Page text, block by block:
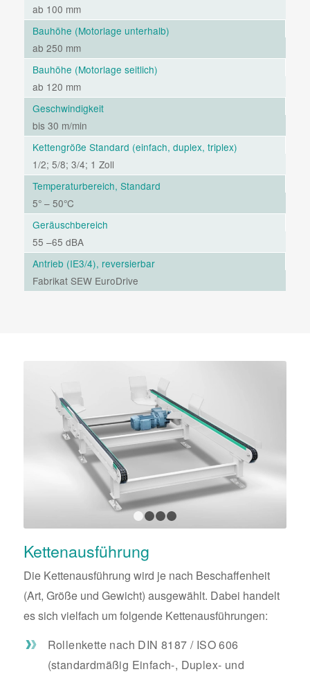
ab 100 mm
Bauhöhe (Motorlage unterhalb)
ab 250 mm
Bauhöhe (Motorlage seitlich)
ab 120 mm
Geschwindigkeit
bis 30 m/min
Kettengröße Standard (einfach, duplex, triplex)
1/2; 5/8; 3/4; 1 Zoll
Temperaturbereich, Standard
5° – 50°C
Geräuschbereich
55 –65 dBA
Antrieb (IE3/4), reversierbar
Fabrikat SEW EuroDrive
1 2 3 4
Kettenausführung
Die Kettenausführung wird je nach Beschaffenheit
(Art, Größe und Gewicht) ausgewählt. Dabei handelt
es sich vielfach um folgende Kettenausführungen:
Rollenkette nach DIN 8187 / ISO 606
(standardmäßig Einfach-, Duplex- und